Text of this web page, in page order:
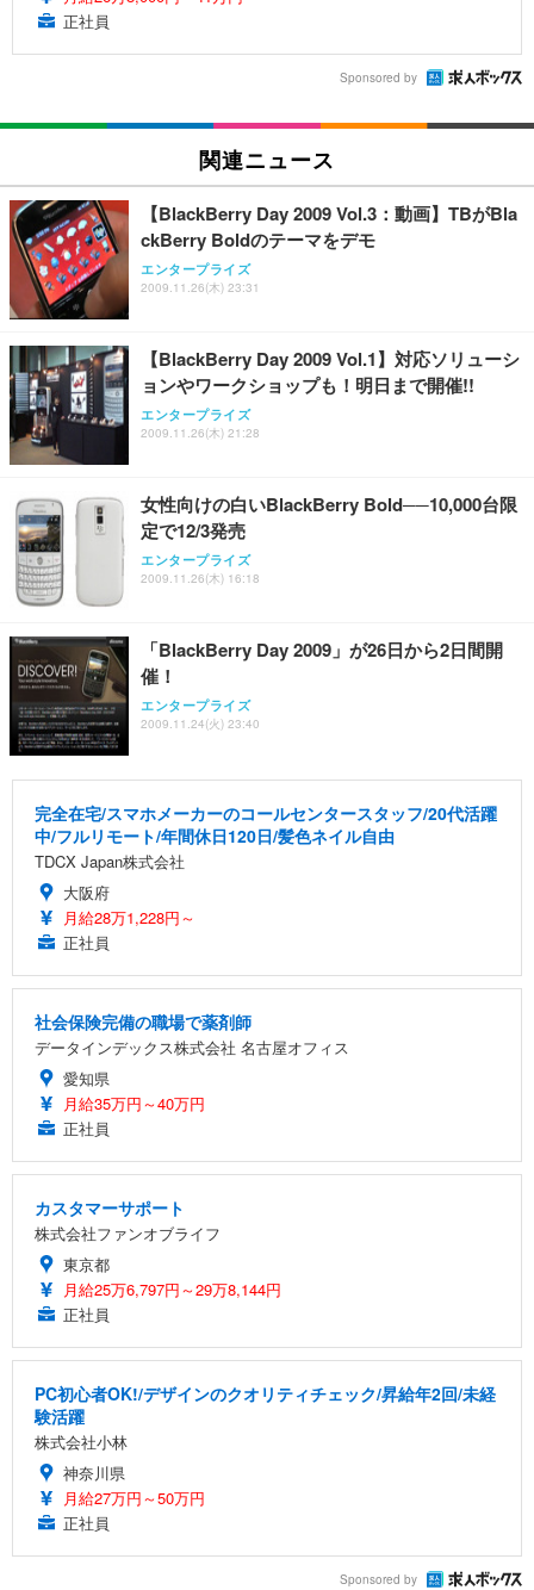
正社員
Sponsored by
関連ニュース
【BlackBerry Day 2009 Vol.3：動画】TBがBla
ckBerry Boldのテーマをデモ
エンタープライズ
2009.11.26(木) 23:31
【BlackBerry Day 2009 Vol.1】対応ソリューシ
ョンやワークショップも！明日まで開催!!
エンタープライズ
2009.11.26(木) 21:28
女性向けの白いBlackBerry Bold──10,000台限
定で12/3発売
エンタープライズ
2009.11.26(木) 16:18
「BlackBerry Day 2009」が26日から2日間開
催！
エンタープライズ
2009.11.24(火) 23:40
完全在宅/スマホメーカーのコールセンタースタッフ/20代活躍
中/フルリモート/年間休日120日/髪色ネイル自由
TDCX Japan株式会社
大阪府
月給28万1,228円～
正社員
社会保険完備の職場で薬剤師
データインデックス株式会社 名古屋オフィス
愛知県
月給35万円～40万円
正社員
カスタマーサポート
株式会社ファンオブライフ
東京都
月給25万6,797円～29万8,144円
正社員
PC初心者OK!/デザインのクオリティチェック/昇給年2回/未経
験活躍
株式会社小林
神奈川県
月給27万円～50万円
正社員
Sponsored by